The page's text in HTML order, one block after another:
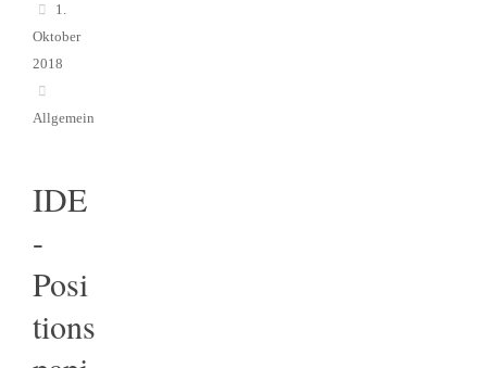
1.
Oktober
2018
Allgemein
IDE
-
Posi
tions